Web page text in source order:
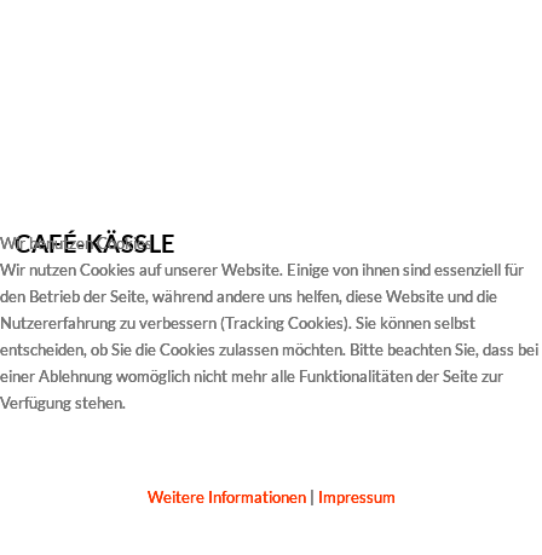
Wir benutzen Cookies
Wir nutzen Cookies auf unserer Website. Einige von ihnen sind essenziell für
den Betrieb der Seite, während andere uns helfen, diese Website und die
Nutzererfahrung zu verbessern (Tracking Cookies). Sie können selbst
entscheiden, ob Sie die Cookies zulassen möchten. Bitte beachten Sie, dass bei
einer Ablehnung womöglich nicht mehr alle Funktionalitäten der Seite zur
Verfügung stehen.
Weitere Informationen| Impressum
CAFÉ-KÄSSLE
Wir benutzen Cookies
Wir nutzen Cookies auf unserer Website. Einige von ihnen sind essenziell für
den Betrieb der Seite, während andere uns helfen, diese Website und die
Nutzererfahrung zu verbessern (Tracking Cookies). Sie können selbst
entscheiden, ob Sie die Cookies zulassen möchten. Bitte beachten Sie, dass bei
einer Ablehnung womöglich nicht mehr alle Funktionalitäten der Seite zur
Verfügung stehen.
Weitere Informationen| Impressum
Wir benutzen Cookies
Wir nutzen Cookies auf unserer Website. Einige von ihnen sind essenziell für
den Betrieb der Seite, während andere uns helfen, diese Website und die
Nutzererfahrung zu verbessern (Tracking Cookies). Sie können selbst
entscheiden, ob Sie die Cookies zulassen möchten. Bitte beachten Sie, dass bei
einer Ablehnung womöglich nicht mehr alle Funktionalitäten der Seite zur
Verfügung stehen.
Weitere Informationen| Impressum